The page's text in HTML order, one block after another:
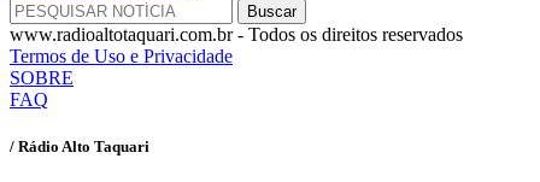
www.radioaltotaquari.com.br - Todos os direitos reservados
Termos de Uso e Privacidade
SOBRE
FAQ
/ Rádio Alto Taquari